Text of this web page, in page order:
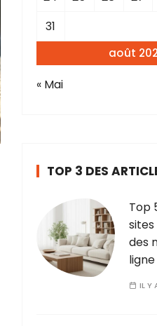
août
31
« Mai
TOP 3 DES
Top
des
IL Y